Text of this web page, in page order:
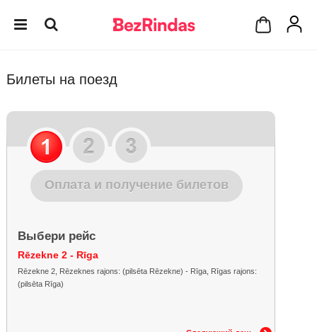
Билеты на поезд
Оплата и получение билетов
Выбери рейс
Rēzekne 2 - Rīga
Rēzekne 2, Rēzeknes rajons: (pilsēta Rēzekne) - Rīga, Rīgas rajons:
(pilsēta Rīga)